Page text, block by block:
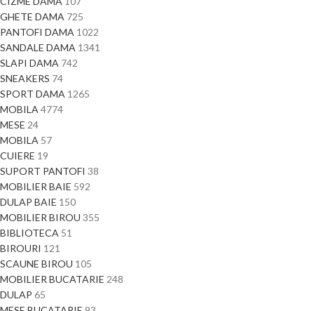
GHETE DAMA 725
PANTOFI DAMA 1022
SANDALE DAMA 1341
SLAPI DAMA 742
SNEAKERS 74
SPORT DAMA 1265
MOBILA 4774
MESE 24
MOBILA 57
CUIERE 19
SUPORT PANTOFI 38
MOBILIER BAIE 592
DULAP BAIE 150
MOBILIER BIROU 355
BIBLIOTECA 51
BIROURI 121
SCAUNE BIROU 105
MOBILIER BUCATARIE 248
DULAP 65